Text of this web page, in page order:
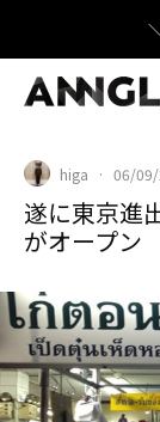
higa · 06/
遂に東京進
がオープン